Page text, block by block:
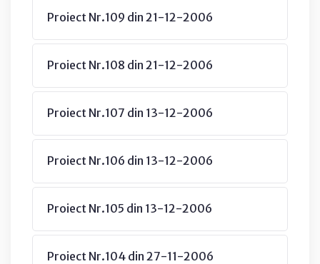
Proiect Nr.109 din 21-12-2006
Proiect Nr.108 din 21-12-2006
Proiect Nr.107 din 13-12-2006
Proiect Nr.106 din 13-12-2006
Proiect Nr.105 din 13-12-2006
Proiect Nr.104 din 27-11-2006